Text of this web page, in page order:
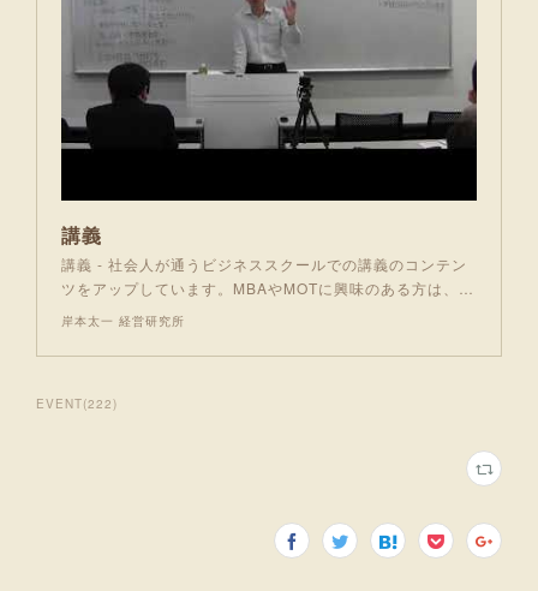
講義
講義 - 社会人が通うビジネススクールでの講義のコンテン
ツをアップしています。MBAやMOTに興味のある方は、…
岸本太一 経営研究所
EVENT(222)